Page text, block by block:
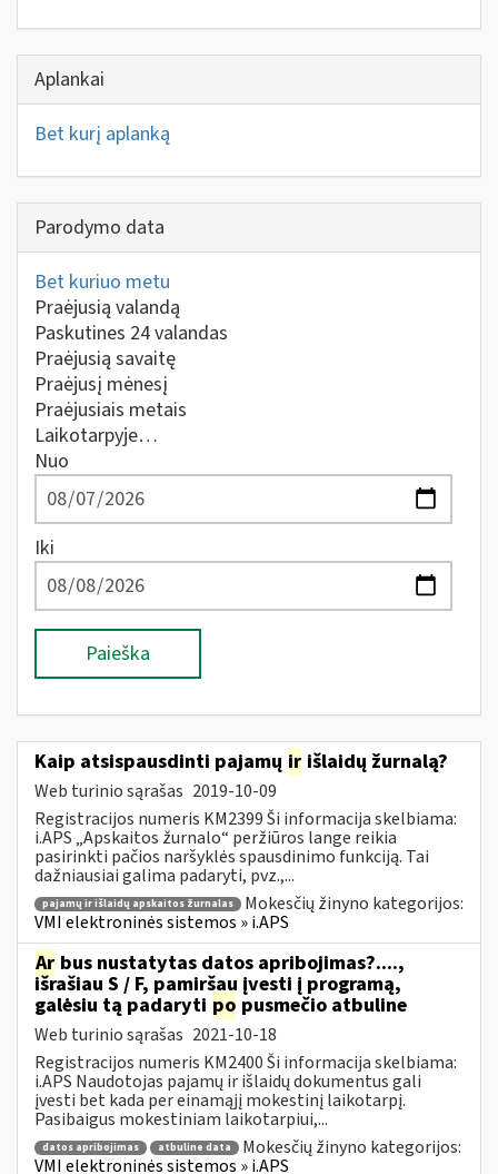
Aplankai
Bet kurį aplanką
Parodymo data
Bet kuriuo metu
Praėjusią valandą
Paskutines 24 valandas
Praėjusią savaitę
Praėjusį mėnesį
Praėjusiais metais
Laikotarpyje…
Nuo
Iki
Paieška
Kaip atsispausdinti pajamų ir išlaidų žurnalą?
Web turinio sąrašas 2019-10-09
Registracijos numeris KM2399 Ši informacija skelbiama:
i.APS „Apskaitos žurnalo“ peržiūros lange reikia
pasirinkti pačios naršyklės spausdinimo funkciją. Tai
dažniausiai galima padaryti, pvz.,...
pajamų ir išlaidų apskaitos žurnalas
Mokesčių žinyno kategorijos:
VMI elektroninės sistemos » i.APS
Ar bus nustatytas datos apribojimas?....,
išrašiau S / F, pamiršau įvesti į programą,
galėsiu tą padaryti po pusmečio atbuline
Web turinio sąrašas 2021-10-18
Registracijos numeris KM2400 Ši informacija skelbiama:
i.APS Naudotojas pajamų ir išlaidų dokumentus gali
įvesti bet kada per einamąjį mokestinį laikotarpį.
Pasibaigus mokestiniam laikotarpiui,...
datos apribojimas atbuline data
Mokesčių žinyno kategorijos:
VMI elektroninės sistemos » i.APS